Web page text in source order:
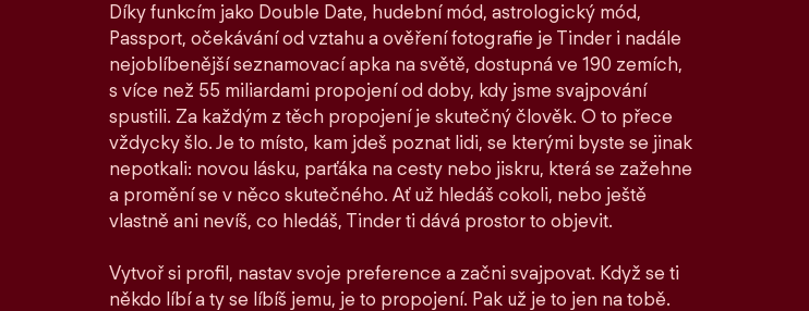
Díky funkcím jako Double Date, hudební mód, astrologický mód,
Passport, očekávání od vztahu a ověření fotografie je Tinder i nadále
nejoblíbenější seznamovací apka na světě, dostupná ve 190 zemích,
s více než 55 miliardami propojení od doby, kdy jsme svajpování
spustili. Za každým z těch propojení je skutečný člověk. O to přece
vždycky šlo. Je to místo, kam jdeš poznat lidi, se kterými byste se jinak
nepotkali: novou lásku, parťáka na cesty nebo jiskru, která se zažehne
a promění se v něco skutečného. Ať už hledáš cokoli, nebo ještě
vlastně ani nevíš, co hledáš, Tinder ti dává prostor to objevit.
Vytvoř si profil, nastav svoje preference a začni svajpovat. Když se ti
někdo líbí a ty se líbíš jemu, je to propojení. Pak už je to jen na tobě.